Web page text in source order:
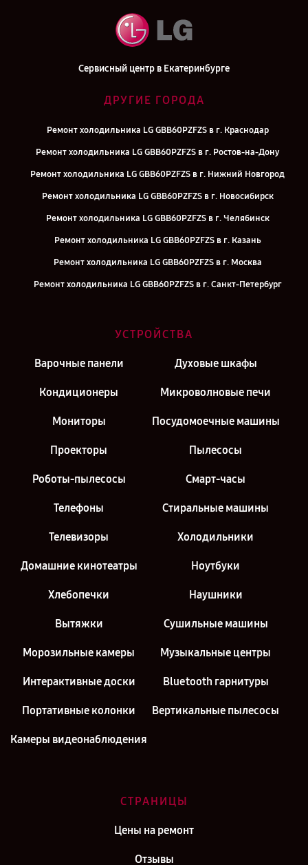
Сервисный центр в Екатеринбурге
ДРУГИЕ ГОРОДА
Ремонт холодильника LG GBB60PZFZS в г. Краснодар
Ремонт холодильника LG GBB60PZFZS в г. Ростов-на-Дону
Ремонт холодильника LG GBB60PZFZS в г. Нижний Новгород
Ремонт холодильника LG GBB60PZFZS в г. Новосибирск
Ремонт холодильника LG GBB60PZFZS в г. Челябинск
Ремонт холодильника LG GBB60PZFZS в г. Казань
Ремонт холодильника LG GBB60PZFZS в г. Москва
Ремонт холодильника LG GBB60PZFZS в г. Санкт-Петербург
УСТРОЙСТВА
Варочные панели Духовые шкафы
Кондиционеры Микроволновые печи
Мониторы Посудомоечные машины
Проекторы Пылесосы
Роботы-пылесосы Смарт-часы
Телефоны Стиральные машины
Телевизоры Холодильники
Домашние кинотеатры Ноутбуки
Хлебопечки Наушники
Вытяжки Сушильные машины
Морозильные камеры Музыкальные центры
Интерактивные доски Bluetooth гарнитуры
Портативные колонки Вертикальные пылесосы
Камеры видеонаблюдения
СТРАНИЦЫ
Цены на ремонт
Отзывы